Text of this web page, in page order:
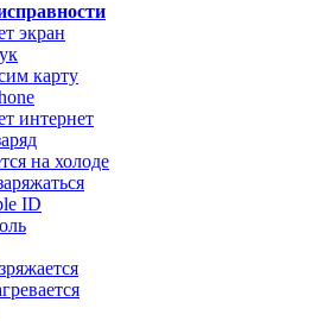
экран
карту
интернет
на холоде
ID